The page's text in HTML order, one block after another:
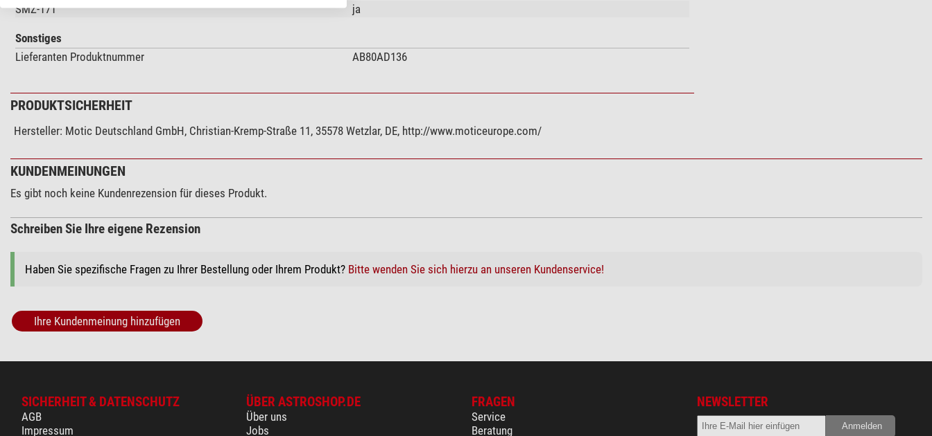
SMZ-171
ja
Sonstiges
Lieferanten Produktnummer
AB80AD136
PRODUKTSICHERHEIT
Hersteller: Motic Deutschland GmbH, Christian-Kremp-Straße 11, 35578 Wetzlar, DE, http://www.moticeurope.com/
KUNDENMEINUNGEN
Es gibt noch keine Kundenrezension für dieses Produkt.
Schreiben Sie Ihre eigene Rezension
Haben Sie spezifische Fragen zu Ihrer Bestellung oder Ihrem Produkt? Bitte wenden Sie sich hierzu an unseren Kundenservice!
Ihre Kundenmeinung hinzufügen
SICHERHEIT & DATENSCHUTZ
AGB
Impressum
ÜBER ASTROSHOP.DE
Über uns
Jobs
FRAGEN
Service
Beratung
NEWSLETTER